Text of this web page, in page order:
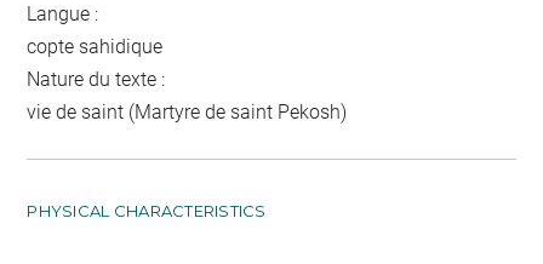
Langue :
copte sahidique
Nature du texte :
vie de saint (Martyre de saint Pekosh)
PHYSICAL CHARACTERISTICS